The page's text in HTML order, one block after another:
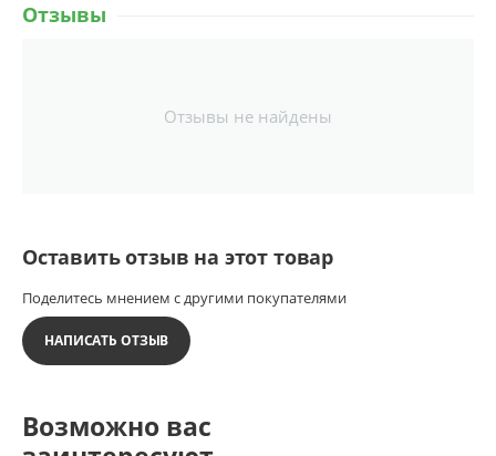
Отзывы
Отзывы не найдены
Оставить отзыв на этот товар
Поделитесь мнением с другими покупателями
НАПИСАТЬ ОТЗЫВ
Возможно вас